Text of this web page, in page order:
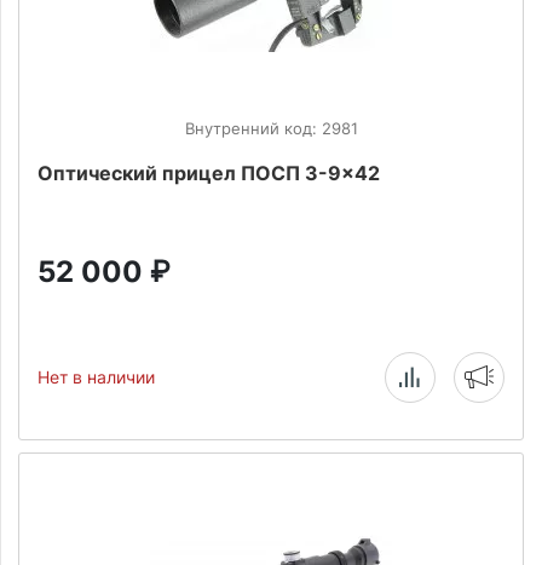
Внутренний код: 2981
Оптический прицел ПОСП 3-9x42
52 000 ₽
Нет в наличии